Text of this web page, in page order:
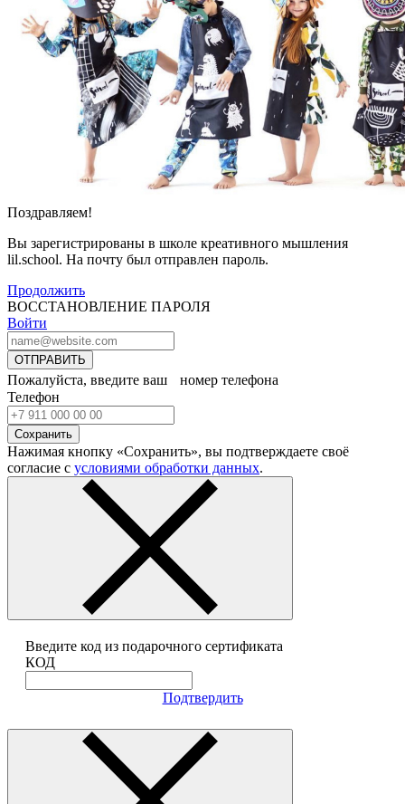
Поздравляем!
Вы зарегистрированы в школе креативного мышления
lil.school. На почту был отправлен пароль.
Продолжить
ВОССТАНОВЛЕНИЕ ПАРОЛЯ
Войти
ОТПРАВИТЬ
Пожалуйста, введите ваш номер телефона
Телефон
Сохранить
Нажимая кнопку «Сохранить», вы подтверждаете своё
согласие с условиями обработки данных.
Введите код из подарочного сертификата
КОД
Подтвердить